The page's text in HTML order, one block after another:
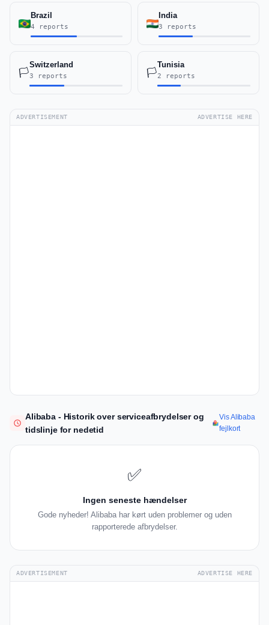
Brazil
4 reports
India
3 reports
🏳️
Switzerland
3 reports 🏳️
Tunisia
2 reports
ADVERTISEMENT ADVERTISE HERE
Alibaba - Historik over serviceafbrydelser og
tidslinje for nedetid
Vis Alibaba
fejlkort
✅
Ingen seneste hændelser
Gode nyheder! Alibaba har kørt uden problemer og uden
rapporterede afbrydelser.
ADVERTISEMENT ADVERTISE HERE